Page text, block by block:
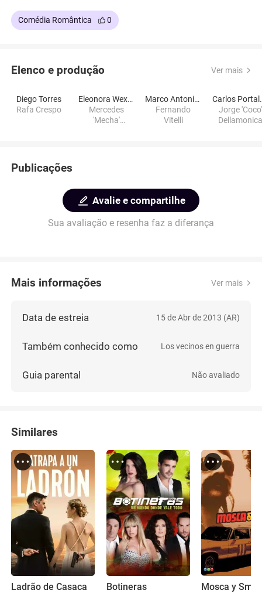
Comédia Romântica 0
Elenco e produção Ver mais
Diego Torres
Rafa Crespo
Eleonora Wexler
Mercedes
'Mecha'
Marco Antonio Caponi
Fernando
Vitelli
Jorge 'Coco'
Dellamonica
Publicações
Avalie e compartilhe
Sua avaliação e resenha faz a diferança
Mais informações Ver mais
Data de estreia 15 de Abr de 2013 (AR)
Também conhecido como Los vecinos en guerra
Guia parental Não avaliado
Similares
Ladrão de Casaca Botineras